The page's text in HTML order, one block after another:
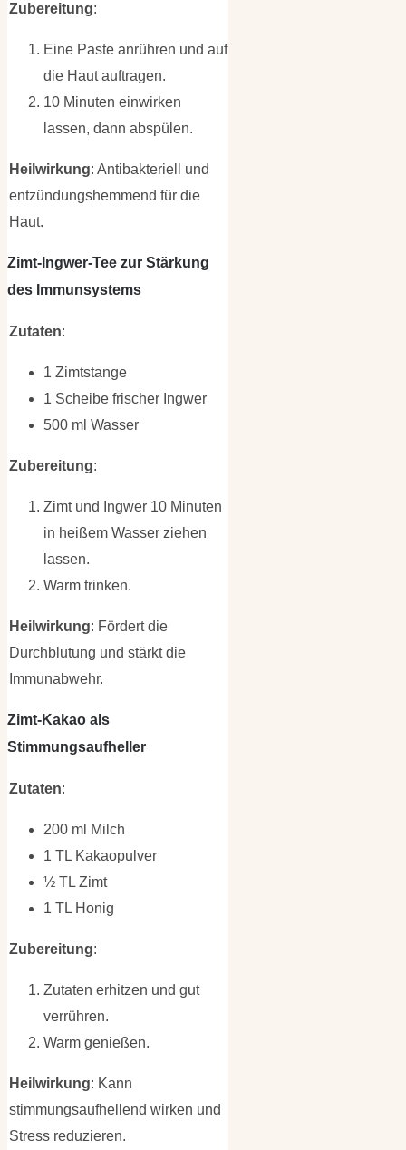
Zubereitung:
Eine Paste anrühren und auf
die Haut auftragen.
10 Minuten einwirken
lassen, dann abspülen.
Heilwirkung: Antibakteriell und
entzündungshemmend für die
Haut.
Zimt-Ingwer-Tee zur Stärkung
des Immunsystems
Zutaten:
1 Zimtstange
1 Scheibe frischer Ingwer
500 ml Wasser
Zubereitung:
Zimt und Ingwer 10 Minuten
in heißem Wasser ziehen
lassen.
Warm trinken.
Heilwirkung: Fördert die
Durchblutung und stärkt die
Immunabwehr.
Zimt-Kakao als
Stimmungsaufheller
Zutaten:
200 ml Milch
1 TL Kakaopulver
½ TL Zimt
1 TL Honig
Zubereitung:
Zutaten erhitzen und gut
verrühren.
Warm genießen.
Heilwirkung: Kann
stimmungsaufhellend wirken und
Stress reduzieren.